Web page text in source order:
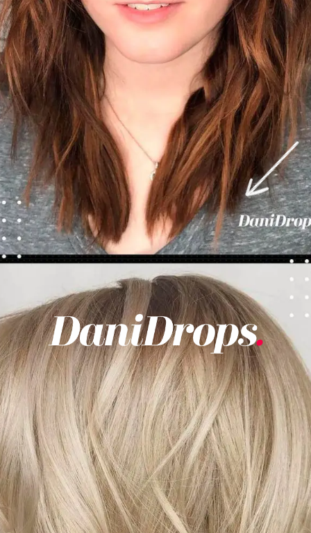
https://danidrops.com.br/es/cortes-de-pelo-cortos-de-mujer-para-caras-redondas/